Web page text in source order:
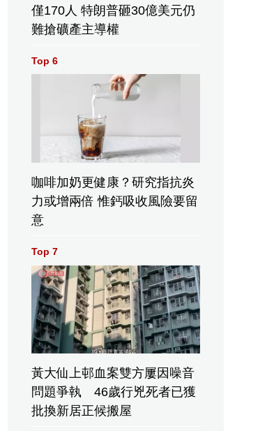
僅170人 特朗普砸30億美元仍
難搶礦產主導權
Top 6
咖啡加奶更健康？研究指抗炎
力或增兩倍 惟鈣吸收風險要留
意
Top 7
黃大仙上邨血案雙方屢因噪音
問題爭執 46歲行兇死者已獲
批換新居正候搬屋